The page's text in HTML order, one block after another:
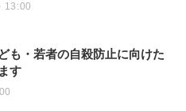
13:00
も・若者の自殺防止に向けた
す